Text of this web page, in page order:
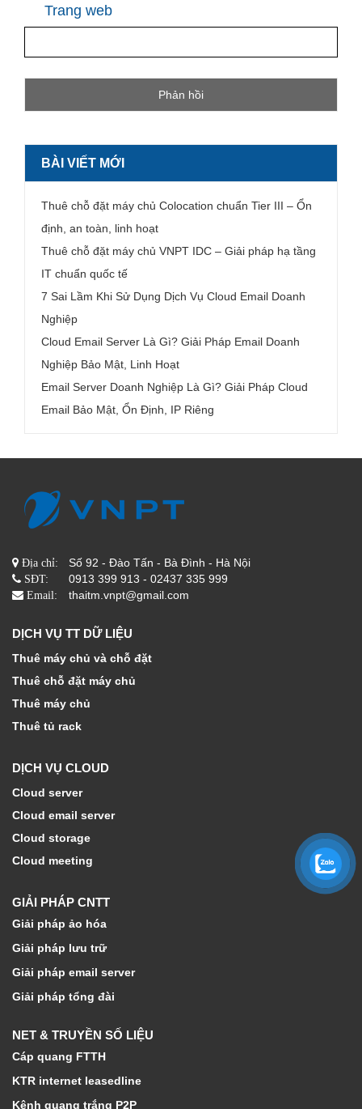
Trang web
BÀI VIẾT MỚI
Thuê chỗ đặt máy chủ Colocation chuẩn Tier III – Ổn
định, an toàn, linh hoạt
Thuê chỗ đặt máy chủ VNPT IDC – Giải pháp hạ tầng
IT chuẩn quốc tế
7 Sai Lầm Khi Sử Dụng Dịch Vụ Cloud Email Doanh
Nghiệp
Cloud Email Server Là Gì? Giải Pháp Email Doanh
Nghiệp Bảo Mật, Linh Hoạt
Email Server Doanh Nghiệp Là Gì? Giải Pháp Cloud
Email Bảo Mật, Ổn Định, IP Riêng
Địa chỉ: Số 92 - Đào Tấn - Bà Đình - Hà Nội
SĐT: 0913 399 913 - 02437 335 999
Email: thaitm.vnpt@gmail.com
DỊCH VỤ TT DỮ LIỆU
Thuê máy chủ và chỗ đặt
Thuê chỗ đặt máy chủ
Thuê máy chủ
Thuê tủ rack
DỊCH VỤ CLOUD
Cloud server
Cloud email server
Cloud storage
Cloud meeting
GIẢI PHÁP CNTT
Giải pháp ảo hóa
Giải pháp lưu trữ
Giải pháp email server
Giải pháp tổng đài
NET & TRUYỀN SỐ LIỆU
Cáp quang FTTH
KTR internet leasedline
Kênh quang trắng P2P